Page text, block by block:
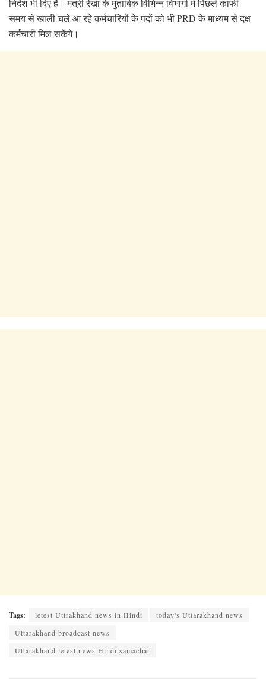
निर्देश भी दिए हैं। मंत्री रेखा के मुताबिक विभिन्न विभागों में पिछले काफी
समय से खाली चले आ रहे कर्मचारियों के पदों को भी PRD के माध्यम से दक्ष
कर्मचारी मिल सकेंगे।
Tags: letest Uttrakhand news in Hindi
today's Uttarakhand news
Uttarakhand broadcast news
Uttarakhand letest news Hindi samachar